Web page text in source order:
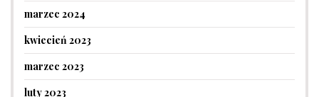
marzec 2024
kwiecień 2023
marzec 2023
luty 2023